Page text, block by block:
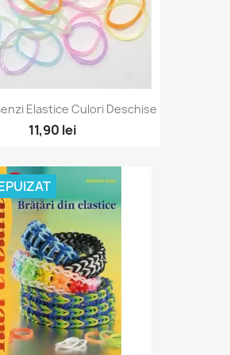
Elastice Culori Deschise
11,90 lei